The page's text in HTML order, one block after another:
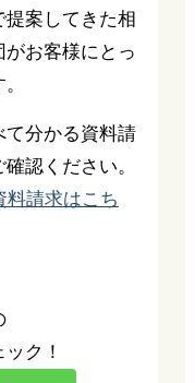
案してきた相
お客様にとっ
て分かる資料請
認ください。
料請求はこち
ク！